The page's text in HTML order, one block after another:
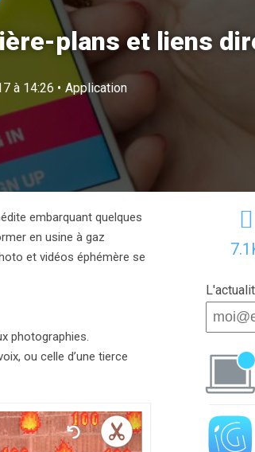
plans et liens
à 14:26 • Application
embarquant quelques
en usine à gaz
et vidéos éphémère se
photographies.
ou celle d’une tierce